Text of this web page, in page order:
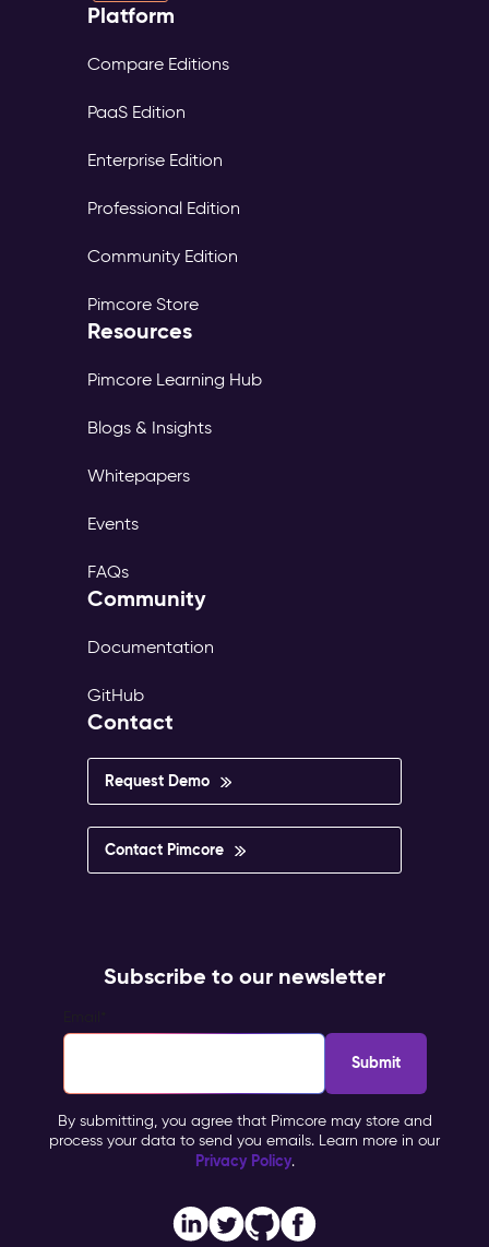
Platform
Compare Editions
PaaS Edition
Enterprise Edition
Professional Edition
Community Edition
Pimcore Store
Resources
Pimcore Learning Hub
Blogs & Insights
Whitepapers
Events
FAQs
Community
Documentation
GitHub
Contact
Request Demo
Contact Pimcore
Subscribe to our newsletter
By submitting, you agree that Pimcore may store and
process your data to send you emails. Learn more in our
Privacy Policy.